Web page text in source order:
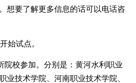
想要了解更多信息的话可以电话咨
始试点。
院校参加。分别是：黄河水利职业
业技术学院、河南职业技术学院、